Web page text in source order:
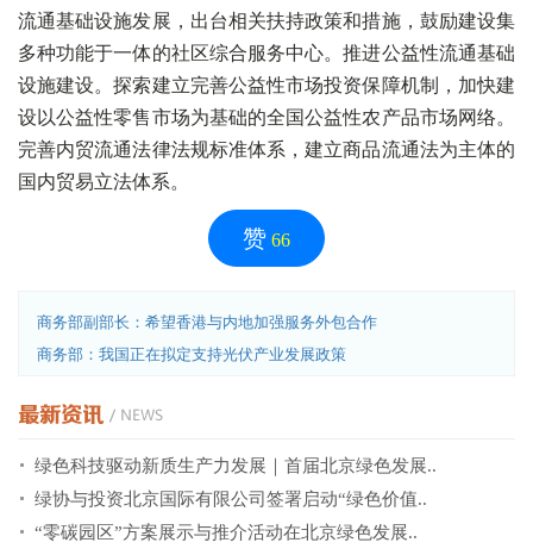
流通基础设施发展，出台相关扶持政策和措施，鼓励建设集
多种功能于一体的社区综合服务中心。推进公益性流通基础
设施建设。探索建立完善公益性市场投资保障机制，加快建
设以公益性零售市场为基础的全国公益性农产品市场网络。
完善内贸流通法律法规标准体系，建立商品流通法为主体的
国内贸易立法体系。
赞 66
商务部副部长：希望香港与内地加强服务外包合作
商务部：我国正在拟定支持光伏产业发展政策
绿色科技驱动新质生产力发展｜首届北京绿色发展..
绿协与投资北京国际有限公司签署启动“绿色价值..
“零碳园区”方案展示与推介活动在北京绿色发展..